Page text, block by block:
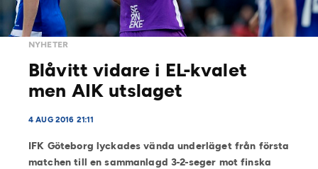
NYHETER
Blåvitt vidare i EL-kvalet
men AIK utslaget
4 AUG 2016 21:11
IFK Göteborg lyckades vända underläget från första
matchen till en sammanlagd 3-2-seger mot finska